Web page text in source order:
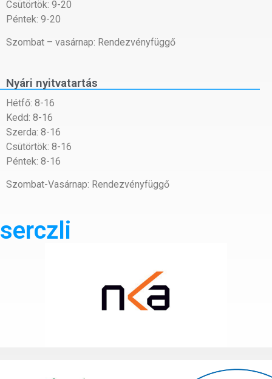
Csütörtök: 9-20
Péntek: 9-20
Szombat – vasárnap: Rendezvényfüggő
Nyári nyitvatartás
Hétfő: 8-16
Kedd: 8-16
Szerda: 8-16
Csütörtök: 8-16
Péntek: 8-16
Szombat-Vasárnap: Rendezvényfüggő
serczli